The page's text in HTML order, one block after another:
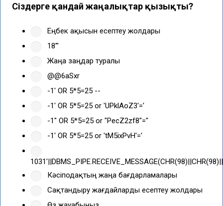
Сіздерге қандай жаңалықтар қызықты?
Еңбек ақысын есептеу жолдары
18'"
Жаңа заңдар туралы
@@6aSxr
-1' OR 5*5=25 --
-1' OR 5*5=25 or 'UPklAoZ3'='
-1" OR 5*5=25 or "PecZ2zf8"="
-1' OR 5*5=25 or 'tM5ixPvH'='
Кәсіподақтың жаңа бағдарламалары
Сақтандыру жағдайларды есептеу жолдары